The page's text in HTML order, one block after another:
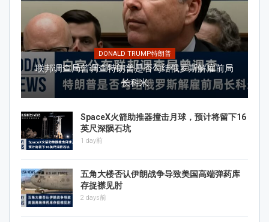
DONALD TRUMP特朗普
联邦调查局曾调查特朗普是否勾结俄罗斯解雇前局
长科米
SpaceX火箭助推器撞击月球，预计将留下16
英尺深陨石坑
1 day前
五角大楼否认伊朗战争导致美国高端弹药库
存捉襟见肘
2 days前